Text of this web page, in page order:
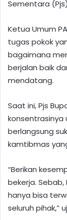
Sementara (Pjs)
Ketua Umum
tugas pokok
bagaimana
berjalan baik
mendatang.
Saat ini, Pjs
konsentrasinya
berlangsung
kamtibmas
“Berikan
bekerja.
hanya bisa
seluruh pihak,”